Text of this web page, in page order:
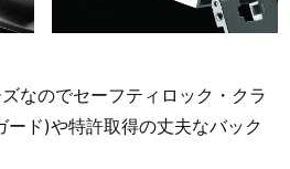
なのでセーフティロック・クラ
ード)や特許取得の丈夫なバック